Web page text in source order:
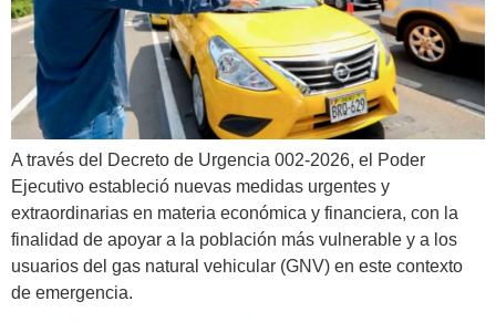
A través del Decreto de Urgencia 002-2026, el Poder
Ejecutivo estableció nuevas medidas urgentes y
extraordinarias en materia económica y financiera, con la
finalidad de apoyar a la población más vulnerable y a los
usuarios del gas natural vehicular (GNV) en este contexto
de emergencia.